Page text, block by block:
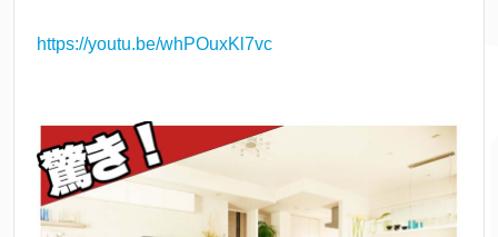
https://youtu.be/whPOuxKl7vc